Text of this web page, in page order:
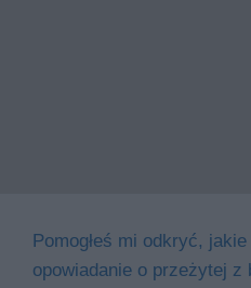
Pomogłeś mi odkryć,
opowiadanie o przeżytej z